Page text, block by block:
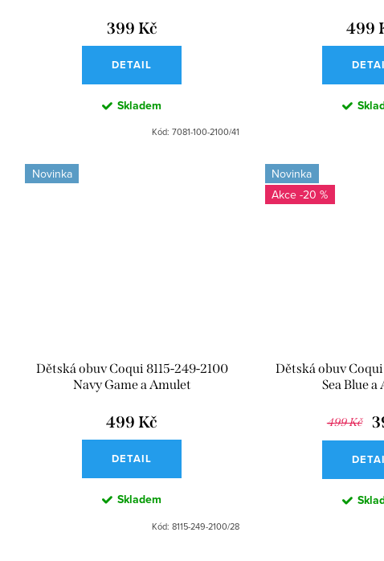
399 Kč
DETAIL
Skladem
Kód: 7081-100-2100/41
499
Novinka
Dětská obuv Coqui 8115-249-2100
Navy Game a Amulet
499 Kč
DETAIL
Skladem
Kód: 8115-249-2100/28
Novinka
-20 %
Dětská obuv
Sea Blue a
499 Kč